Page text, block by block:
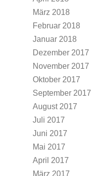
März 2018
Februar 2018
Januar 2018
Dezember 2017
November 2017
Oktober 2017
September 2017
August 2017
Juli 2017
Juni 2017
Mai 2017
April 2017
März 2017